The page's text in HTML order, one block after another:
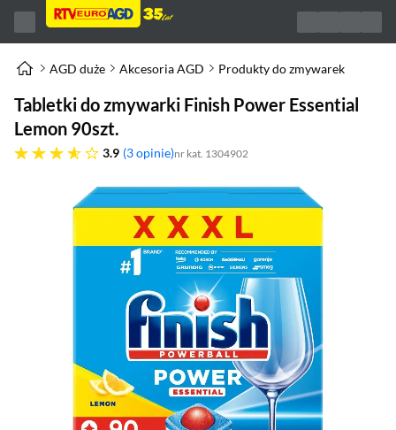
AGD duże Akcesoria AGD Produkty do zmywarek
Tabletki do zmywarki Finish Power Essential
Lemon 90szt.
3.9
3.9 gwiazdek 3 opinie nr kat. 1304902